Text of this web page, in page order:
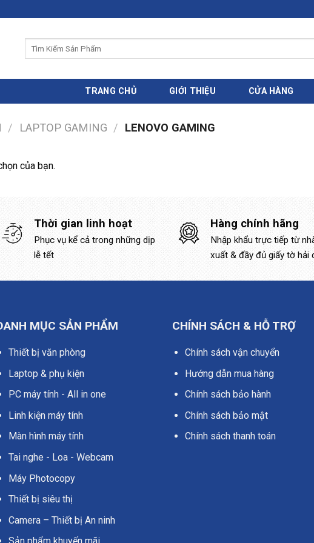
TRANG CHỦ GIỚI THIỆU CỬA HÀNG
/ LAPTOP GAMING / LENOVO GAMING
của bạn.
Thời gian linh hoạt
Phục vụ kể cả trong những dịp
lễ tết
Hàng chính hãng
Nhập khẩu trực tiếp từ
xuất & đầy đủ giấy tờ hải
MỤC SẢN PHẨM
Thiết bị văn phòng
Laptop & phụ kiện
PC máy tính - All in one
Linh kiện máy tính
Màn hình máy tính
Tai nghe - Loa - Webcam
Máy Photocopy
Thiết bị siêu thị
Camera – Thiết bị An ninh
CHÍNH SÁCH & HỖ TRỢ
Chính sách vận chuyển
Hướng dẫn mua hàng
Chính sách bảo hành
Chính sách bảo mật
Chính sách thanh toán